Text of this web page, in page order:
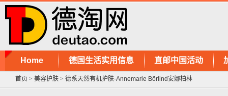
Home 德国生活实用信息 直邮中国活动
首页 > 美容护肤 > 德系天然有机护肤-Annemarie Börlind安娜柏林